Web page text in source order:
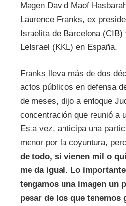
Magen David Maof
Laurence Franks, ex
Israelita de Barcelona (CIB)
LeIsrael (KKL) en España.
Franks lleva más de dos
actos públicos en defensa
de meses, dijo a enfoque
concentración que reunió a
Esta vez, anticipa una
menor por la coyuntura,
de todo, si vienen mil o
me da igual. Lo
tengamos una imagen un
pesar de los que tenemos